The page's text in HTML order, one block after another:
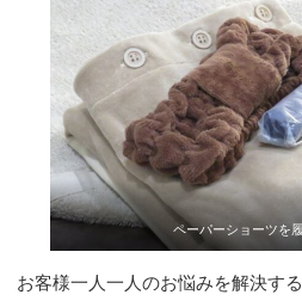
ペーパーショーツを
お客様一人一人のお悩みを解決す